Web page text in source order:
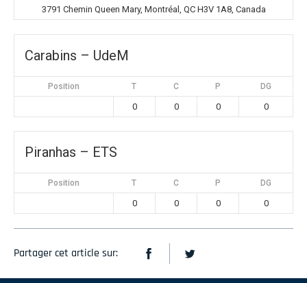
3791 Chemin Queen Mary, Montréal, QC H3V 1A8, Canada
Carabins – UdeM
Position T C P DG
0 0 0 0
Piranhas – ETS
Position T C P DG
0 0 0 0
Partager cet article sur: